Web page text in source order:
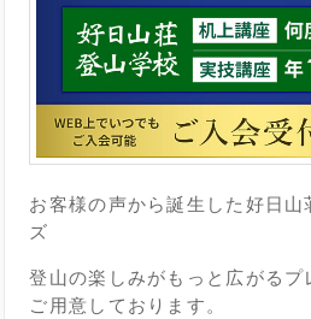
お客様の声から誕生した好日山
ズ
登山の楽しみがもっと広がるプ
ご用意しております。